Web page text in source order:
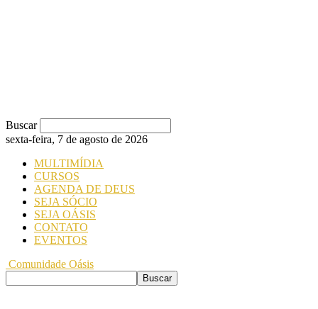
Buscar
sexta-feira, 7 de agosto de 2026
MULTIMÍDIA
CURSOS
AGENDA DE DEUS
SEJA SÓCIO
SEJA OÁSIS
CONTATO
EVENTOS
Comunidade Oásis